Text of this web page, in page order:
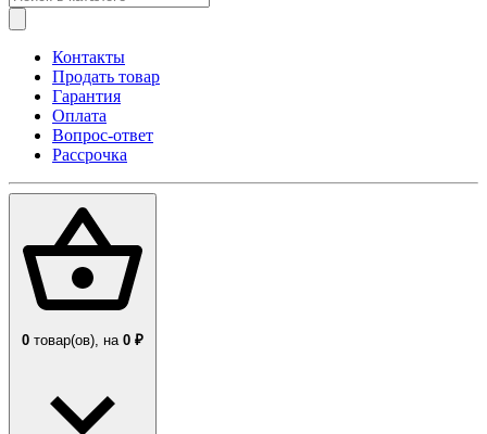
Контакты
Продать товар
Гарантия
Оплата
Вопрос-ответ
Рассрочка
0 товар(ов), на 0 ₽